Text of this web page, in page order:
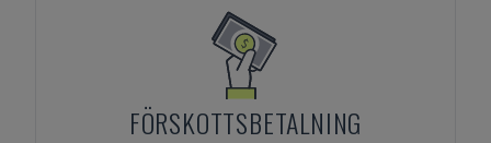
FÖRSKOTTSBETALNING